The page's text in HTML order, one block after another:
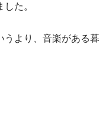
た。
うより、音楽がある暮